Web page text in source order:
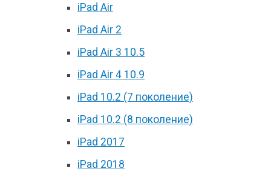
iPad Air
iPad Air 2
iPad Air 3 10.5
iPad Air 4 10.9
iPad 10.2 (7 поколение)
iPad 10.2 (8 поколение)
iPad 2017
iPad 2018